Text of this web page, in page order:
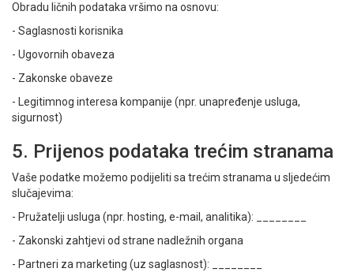
Obradu ličnih podataka vršimo na osnovu:
- Saglasnosti korisnika
- Ugovornih obaveza
- Zakonske obaveze
- Legitimnog interesa kompanije (npr. unapređenje usluga,
sigurnost)
5. Prijenos podataka trećim stranama
Vaše podatke možemo podijeliti sa trećim stranama u sljedećim
slučajevima:
- Pružatelji usluga (npr. hosting, e-mail, analitika): ________
- Zakonski zahtjevi od strane nadležnih organa
- Partneri za marketing (uz saglasnost): ________